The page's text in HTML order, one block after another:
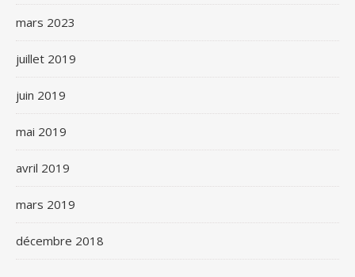
mars 2023
juillet 2019
juin 2019
mai 2019
avril 2019
mars 2019
décembre 2018